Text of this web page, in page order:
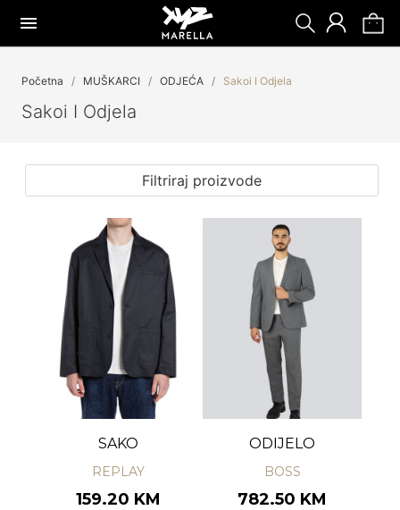
Početna MUŠKARCI ODJEĆA Sakoi I Odjela
Sakoi I Odjela
Filtriraj proizvode
SAKO
REPLAY
159.20 KM
ODIJELO
BOSS
782.50 KM